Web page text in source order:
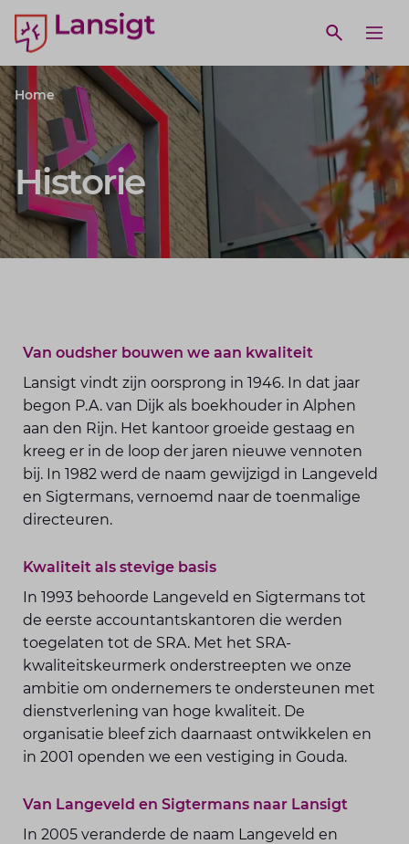
Lansigt Accountants logo
Open
search website
Home
Historie
Van oudsher bouwen we aan kwaliteit
Lansigt vindt zijn oorsprong in 1946. In dat jaar
begon P.A. van Dijk als boekhouder in Alphen
aan den Rijn. Het kantoor groeide gestaag en
kreeg er in de loop der jaren nieuwe vennoten
bij. In 1982 werd de naam gewijzigd in Langeveld
en Sigtermans, vernoemd naar de toenmalige
directeuren.
Kwaliteit als stevige basis
In 1993 behoorde Langeveld en Sigtermans tot
de eerste accountantskantoren die werden
toegelaten tot de SRA. Met het SRA-
kwaliteitskeurmerk onderstreepten we onze
ambitie om ondernemers te ondersteunen met
dienstverlening van hoge kwaliteit. De
organisatie bleef zich daarnaast ontwikkelen en
in 2001 openden we een vestiging in Gouda.
Van Langeveld en Sigtermans naar Lansigt
In 2005 veranderde de naam Langeveld en